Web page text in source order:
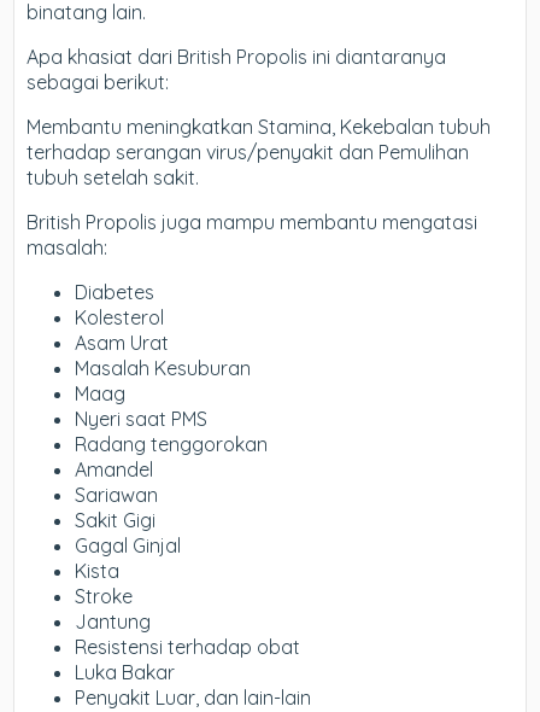
binatang lain.
Apa khasiat dari British Propolis ini diantaranya
sebagai berikut:
Membantu meningkatkan Stamina, Kekebalan tubuh
terhadap serangan virus/penyakit dan Pemulihan
tubuh setelah sakit.
British Propolis juga mampu membantu mengatasi
masalah:
Diabetes
Kolesterol
Asam Urat
Masalah Kesuburan
Maag
Nyeri saat PMS
Radang tenggorokan
Amandel
Sariawan
Sakit Gigi
Gagal Ginjal
Kista
Stroke
Jantung
Resistensi terhadap obat
Luka Bakar
Penyakit Luar, dan lain-lain